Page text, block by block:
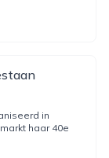
in
haar 40e